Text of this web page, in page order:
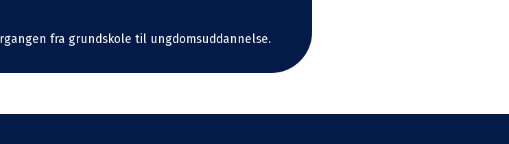
fra grundskole til ungdomsuddannelse.